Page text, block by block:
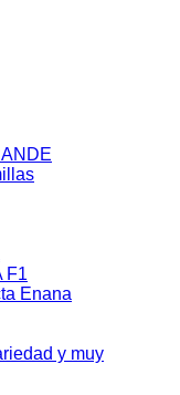
F1
Enana
y muy